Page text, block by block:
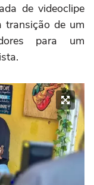
de videoclipe
transição de um
para um